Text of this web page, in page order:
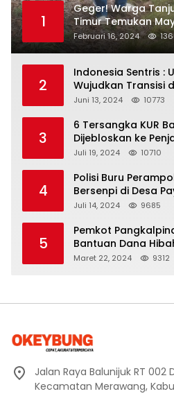
1
Geger! Warga
Timur Temukan
Pohon
Februari 16, 2024
2
Indonesia Sentris :
Wujudkan Transisi
yang Berkelanjutan
Juni 13, 2024 10773
3
6 Tersangka KUR
Dijebloskan ke
Mangkir dari
Juli 19, 2024 10710
4
Polisi Buru
Bersenpi di Desa
Juli 14, 2024 9685
5
Pemkot
Bantuan Dana
Pembangunan
Maret 22, 2024 9312
Jalan Raya Balunijuk RT 002
Kecamatan Merawang,